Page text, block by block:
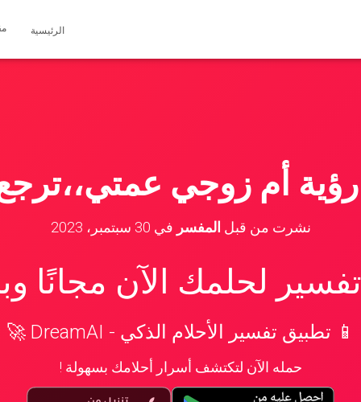
الرئيسية
أم زوجي
نشرت من قبل المفسر في 30 سبتمبر، 2023
لحلمك الآن مجانًا
📱 تطبيق تفسير الأحلام الذكي - DreamAI 🚀
حمله الآن لتكتشف أسرار أحلامك بسهولة !